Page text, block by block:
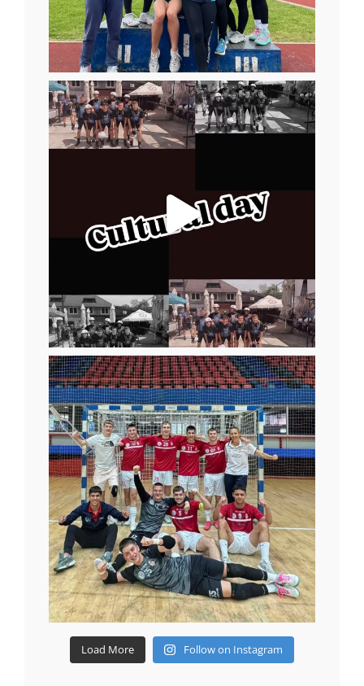
Load More Follow on Instagram